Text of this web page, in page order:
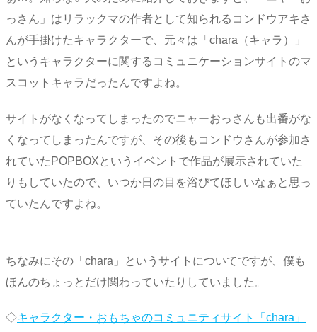
っさん」はリラックマの作者として知られるコンドウアキさ
んが手掛けたキャラクターで、元々は「chara（キャラ）」
というキャラクターに関するコミュニケーションサイトのマ
スコットキャラだったんですよね。
サイトがなくなってしまったのでニャーおっさんも出番がな
くなってしまったんですが、その後もコンドウさんが参加さ
れていたPOPBOXというイベントで作品が展示されていた
りもしていたので、いつか日の目を浴びてほしいなぁと思っ
ていたんですよね。
ちなみにその「chara」というサイトについてですが、僕も
ほんのちょっとだけ関わっていたりしていました。
◇キャラクター・おもちゃのコミュニティサイト「chara」